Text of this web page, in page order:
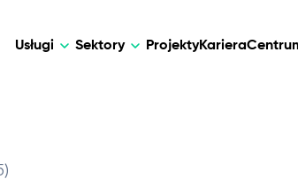
Usługi Sektory ProjektyKariera